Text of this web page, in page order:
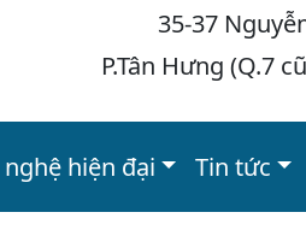
35-37
P.Tân Hưng (Q.7
hiện đại Tin tức